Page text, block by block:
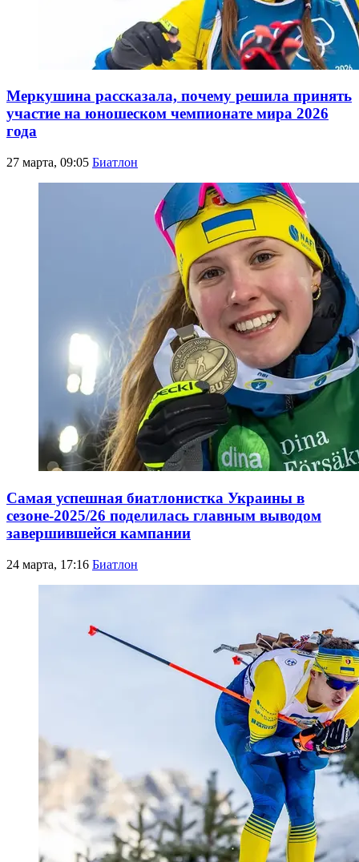
Меркушина рассказала, почему решила принять
участие на юношеском чемпионате мира 2026
года
27 марта, 09:05 Биатлон
Самая успешная биатлонистка Украины в
сезоне-2025/26 поделилась главным выводом
завершившейся кампании
24 марта, 17:16 Биатлон